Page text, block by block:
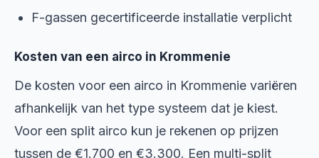
F-gassen gecertificeerde installatie verplicht
Kosten van een airco in Krommenie
De kosten voor een airco in Krommenie variëren
afhankelijk van het type systeem dat je kiest.
Voor een split airco kun je rekenen op prijzen
tussen de €1.700 en €3.300. Een multi-split